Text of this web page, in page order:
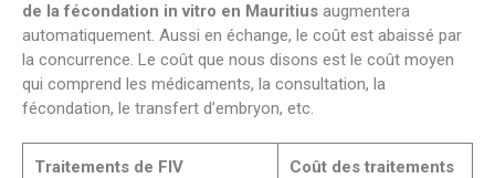
de la fécondation in vitro en Mauritius augmentera
automatiquement. Aussi en échange, le coût est abaissé par
la concurrence. Le coût que nous disons est le coût moyen
qui comprend les médicaments, la consultation, la
fécondation, le transfert d’embryon, etc.
Traitements de FIV
Coût des traitements